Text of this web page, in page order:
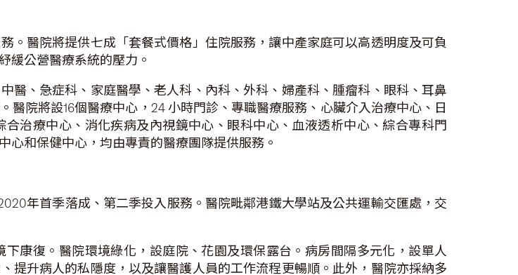
。醫院將提供七成「套餐式價格」住院服務，讓中產家庭可以高透明度及可負
緩公營醫療系統的壓力。
醫、急症科、家庭醫學、老人科、內科、外科、婦產科、腫瘤科、眼科、耳鼻
院將設16個醫療中心，24 小時門診、專職醫療服務、心臟介入治療中心、日
治療中心、消化疾病及內視鏡中心、眼科中心、血液透析中心、綜合專科門
和保健中心，均由專責的醫療團隊提供服務。
年首季落成、第二季投入服務。醫院毗鄰港鐵大學站及公共運輸交匯處，交
康復。醫院環境綠化，設庭院、花園及環保露台。病房間隔多元化，設單人
提升病人的私隱度，以及讓醫護人員的工作流程更暢順。此外，醫院亦採納多